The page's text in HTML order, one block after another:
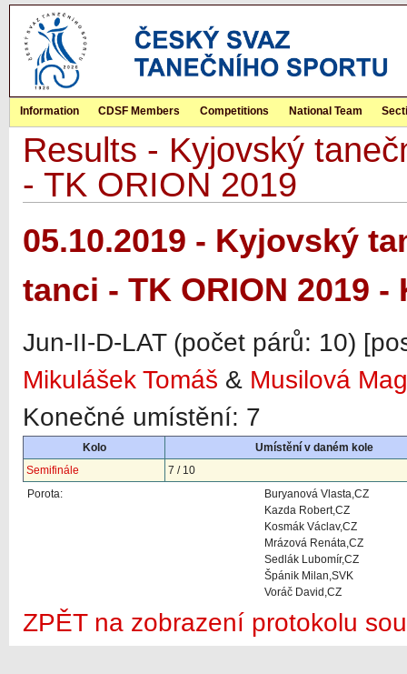
Information CDSF Members Competitions National Team
Results - Kyjovský
- TK ORION 2019
05.10.2019 - Kyjovský
tanci - TK ORION 2019 -
Jun-II-D-LAT (počet párů: 10)
Mikulášek Tomáš & Musilová
Konečné umístění: 7
Kolo
Umístění v daném kole
Semifinále
7 / 10
Porota:
Buryanová Vlasta,CZ
Kazda Robert,CZ
Kosmák Václav,CZ
Mrázová Renáta,CZ
Sedlák Lubomír,CZ
Špánik Milan,SVK
Voráč David,CZ
ZPĚT na zobrazení protokolu